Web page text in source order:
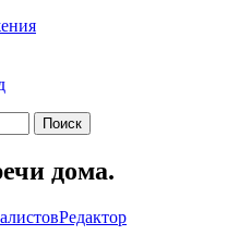
дома.
Редактор